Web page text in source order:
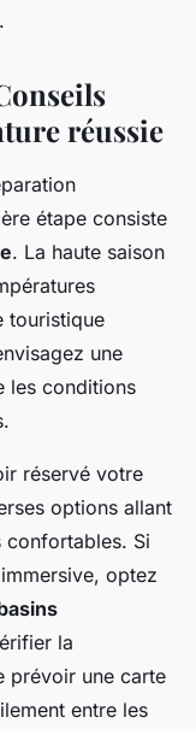
réussie
étape consiste
. La haute saison
touristique
une
les conditions
réservé votre
options allant
confortables. Si
optez
la
prévoir une carte
entre les